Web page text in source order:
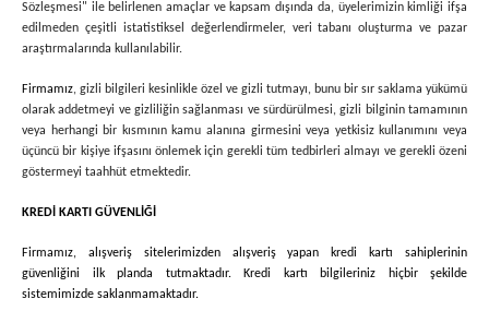
Sözleşmesi" ile belirlenen amaçlar ve kapsam dışında da, üyelerimizin kimliği ifşa
edilmeden çeşitli istatistiksel değerlendirmeler, veri tabanı oluşturma ve pazar
araştırmalarında kullanılabilir.
Firmamız, gizli bilgileri kesinlikle özel ve gizli tutmayı, bunu bir sır saklama yükümü
olarak addetmeyi ve gizliliğin sağlanması ve sürdürülmesi, gizli bilginin tamamının
veya herhangi bir kısmının kamu alanına girmesini veya yetkisiz kullanımını veya
üçüncü bir kişiye ifşasını önlemek için gerekli tüm tedbirleri almayı ve gerekli özeni
göstermeyi taahhüt etmektedir.
KREDİ KARTI GÜVENLİĞİ
Firmamız, alışveriş sitelerimizden alışveriş yapan kredi kartı sahiplerinin
güvenliğini ilk planda tutmaktadır. Kredi kartı bilgileriniz hiçbir şekilde
sistemimizde saklanmamaktadır.